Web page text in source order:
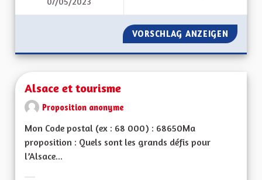
ALSACE DU FUTUR
VORSCHLAG ANZEIGEN
Alsace et tourisme
Proposition anonyme
Mon Code postal (ex : 68 000) : 68650Ma
proposition : Quels sont les grands défis pour
l’Alsace...